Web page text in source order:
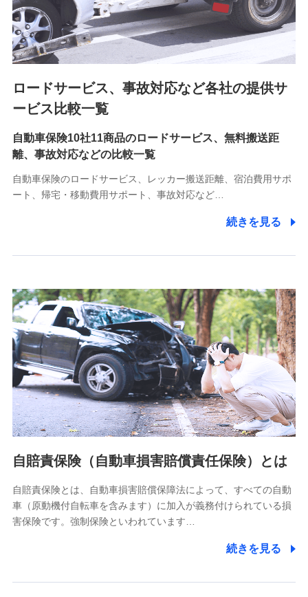
8.取引先個人情報
取引先としての選定業務、営業情報の提供業務、契約締結手
続き業務、取引管理業務、およびこれらに準ずる業務の遂行
のため
9.お問い合わせ情報
各種お問い合わせに対応するため
10.受託業務の 個人情報
受託業務の遂行およびこれらに準ずる業務の遂行のため
11.マイカー通勤管理クラウド並びに法人向けASPサー
をお送りするため
分析するため
当社の対応品質向上やお問い合わせ内容の正確な把握のため
個人情報保護管理者の職名、連絡先
株式会社ドコモ・インシュアランス 営業部長
〒103-0013 東京都中央区日本橋人形町2-14-10 アーバン
ネット日本橋ビル 3F
株式会社ドコモ・インシュアランス
個人情報の第三者提供について
除き、第三者に提供いたしません。
業務の委託
当社は利用目的の達成に必要な範囲内において個人情報の取
ロードサービス、事故対応など各社の提供サ
ービス比較一覧
自動車保険10社11商品のロードサービス、無料搬送距
離、事故対応などの比較一覧
自動車保険のロードサービス、レッカー搬送距離、宿泊費用サポ
ート、帰宅・移動費用サポート、事故対応など…
続きを見る
自賠責保険（自動車損害賠償責任保険）とは
自賠責保険とは、自動車損害賠償保障法によって、すべての自動
車（原動機付自転車を含みます）に加入が義務付けられている損
害保険です。強制保険といわれています…
続きを見る